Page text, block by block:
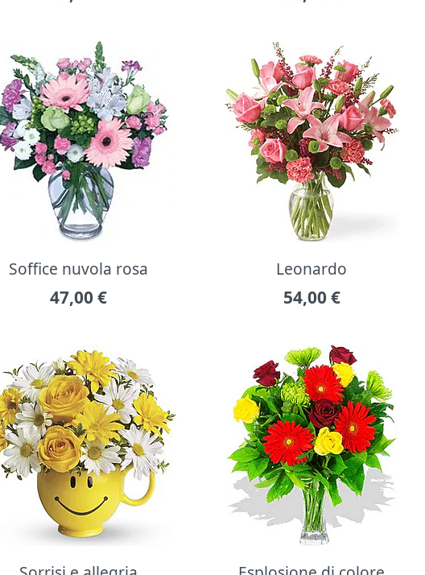
Soffice nuvola rosa
47,00 €
Leonardo
54,00 €